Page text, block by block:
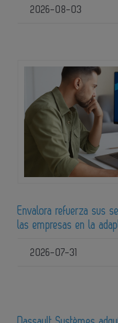
2026-08-03
Envalora refuerza sus
las empresas en la
2026-07-31